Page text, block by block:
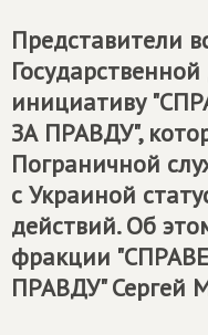
Представители
инициативу "
ЗА ПРАВДУ",
Пограничной
с Украиной
действий. Об
фракции "
ПРАВДУ" Сергей